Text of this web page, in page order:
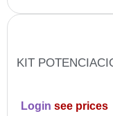
KIT
Login see prices